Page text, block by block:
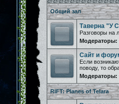
Общий зал
Таверна "У
Разговоры на
Модераторы:
Сайт и
Если
поводу, то
Модераторы:
RIFT: Planes of Telara